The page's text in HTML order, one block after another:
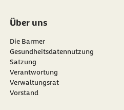
Über uns
Die Barmer
Gesundheitsdatennutzung
Satzung
Verantwortung
Verwaltungsrat
Vorstand